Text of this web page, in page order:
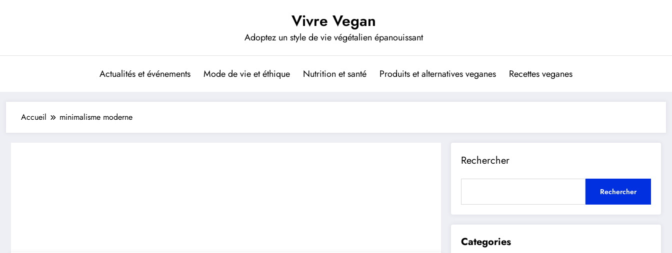
Vivre Vegan
Adoptez un style de vie végétalien épanouissant
Actualités et événements Mode de vie et éthique Nutrition et santé Produits et alternatives veganes Recettes veganes
Accueil minimalisme moderne
Rechercher
Rechercher
Categories